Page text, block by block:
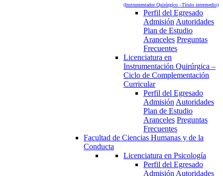
(Instrumentador Quirúrgico –Título intermedio)
Perfil del Egresado
AdmisiónAutoridades
Plan de Estudio
Aranceles Preguntas
Frecuentes
Licenciatura en
Instrumentación Quirúrgica –
Ciclo de Complementación
Curricular
Perfil del Egresado
AdmisiónAutoridades
Plan de Estudio
Aranceles Preguntas
Frecuentes
Facultad de Ciencias Humanas y de la
Conducta
Licenciatura en Psicología
Perfil del Egresado
AdmisiónAutoridades